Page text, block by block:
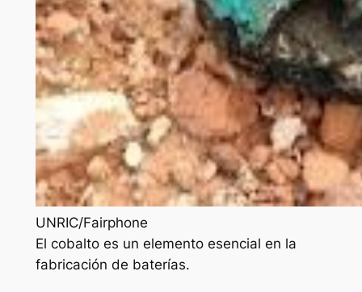
UNRIC/Fairphone
El cobalto es un elemento esencial en la
fabricación de baterías.